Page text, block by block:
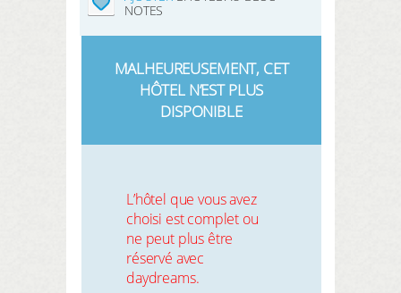
NOTES
MALHEUREUSEMENT, CET
HÔTEL N’EST PLUS
DISPONIBLE
L’hôtel que vous avez
choisi est complet ou
ne peut plus être
réservé avec
daydreams.